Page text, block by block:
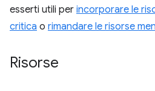
esserti utili per incorporare le
critica o rimandare le risorse
Risorse